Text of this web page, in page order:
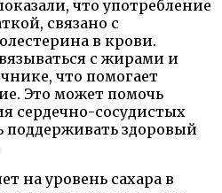
что употребление
связано с
в крови.
с жирами и
что помогает
Это может помочь
сердечно-сосудистых
поддерживать здоровый
на уровень сахара в